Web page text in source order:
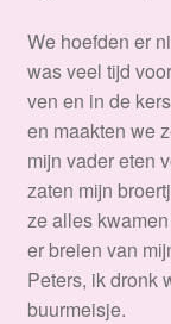
We hoefden er
was veel tijd
ven en in de
en maakten we
mijn vader eten
zaten mijn
ze alles
er breien van
Peters, ik dronk
buurmeisje.